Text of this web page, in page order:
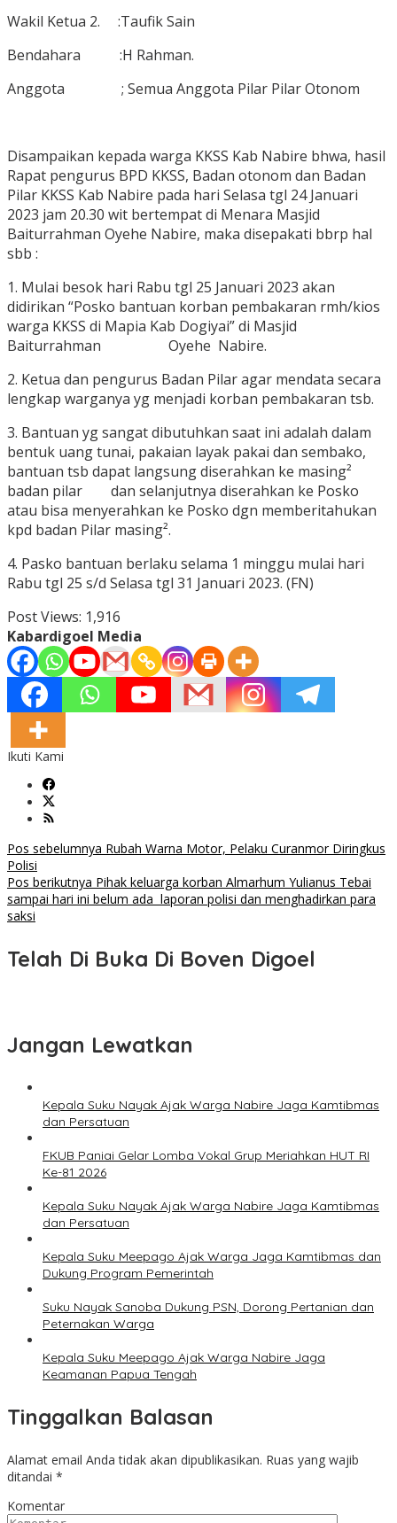
Wakil Ketua 2. :Taufik Sain
Bendahara :H Rahman.
Anggota ; Semua Anggota Pilar Pilar Otonom
Disampaikan kepada warga KKSS Kab Nabire bhwa, hasil
Rapat pengurus BPD KKSS, Badan otonom dan Badan
Pilar KKSS Kab Nabire pada hari Selasa tgl 24 Januari
2023 jam 20.30 wit bertempat di Menara Masjid
Baiturrahman Oyehe Nabire, maka disepakati bbrp hal
sbb :
1. Mulai besok hari Rabu tgl 25 Januari 2023 akan
didirikan “Posko bantuan korban pembakaran rmh/kios
warga KKSS di Mapia Kab Dogiyai” di Masjid
Baiturrahman Oyehe Nabire.
2. Ketua dan pengurus Badan Pilar agar mendata secara
lengkap warganya yg menjadi korban pembakaran tsb.
3. Bantuan yg sangat dibutuhkan saat ini adalah dalam
bentuk uang tunai, pakaian layak pakai dan sembako,
bantuan tsb dapat langsung diserahkan ke masing²
badan pilar dan selanjutnya diserahkan ke Posko
atau bisa menyerahkan ke Posko dgn memberitahukan
kpd badan Pilar masing².
4. Pasko bantuan berlaku selama 1 minggu mulai hari
Rabu tgl 25 s/d Selasa tgl 31 Januari 2023. (FN)
Post Views: 1,916
Kabardigoel Media
Ikuti Kami
Navigasi
pos
Pos sebelumnya Rubah Warna Motor, Pelaku Curanmor Diringkus
Polisi
Pos berikutnya Pihak keluarga korban Almarhum Yulianus Tebai
sampai hari ini belum ada laporan polisi dan menghadirkan para
saksi
Telah Di Buka Di Boven Digoel
Jangan Lewatkan
Kepala Suku Nayak Ajak Warga Nabire Jaga Kamtibmas
dan Persatuan
FKUB Paniai Gelar Lomba Vokal Grup Meriahkan HUT RI
Ke-81 2026
Kepala Suku Nayak Ajak Warga Nabire Jaga Kamtibmas
dan Persatuan
Kepala Suku Meepago Ajak Warga Jaga Kamtibmas dan
Dukung Program Pemerintah
Suku Nayak Sanoba Dukung PSN, Dorong Pertanian dan
Peternakan Warga
Kepala Suku Meepago Ajak Warga Nabire Jaga
Keamanan Papua Tengah
Tinggalkan Balasan
Alamat email Anda tidak akan dipublikasikan. Ruas yang wajib
ditandai *
Komentar